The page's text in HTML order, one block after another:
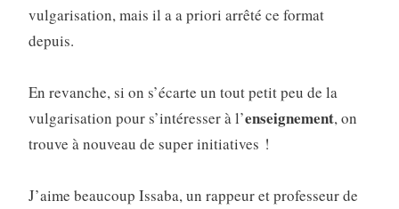
vulgarisation, mais il a a priori arrêté ce format
depuis.
En revanche, si on s’écarte un tout petit peu de la
vulgarisation pour s’intéresser à l’enseignement, on
trouve à nouveau de super initiatives !
J’aime beaucoup Issaba, un rappeur et professeur de